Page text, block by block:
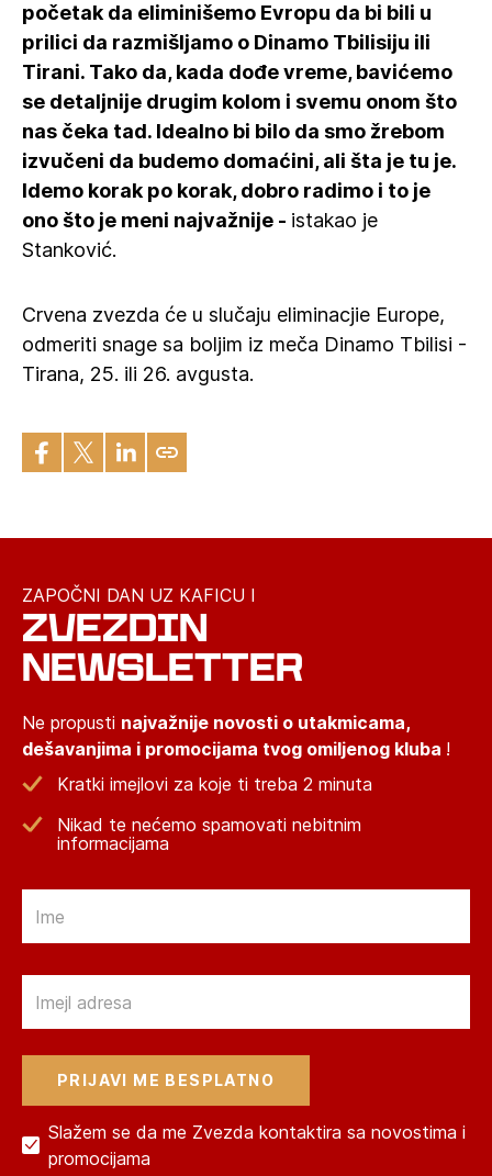
početak da eliminišemo Evropu da bi bili u
prilici da razmišljamo o Dinamo Tbilisiju ili
Tirani. Tako da, kada dođe vreme, bavićemo
se detaljnije drugim kolom i svemu onom što
nas čeka tad. Idealno bi bilo da smo žrebom
izvučeni da budemo domaćini, ali šta je tu je.
Idemo korak po korak, dobro radimo i to je
ono što je meni najvažnije - istakao je
Stanković.
Crvena zvezda će u slučaju eliminacjie Europe,
odmeriti snage sa boljim iz meča Dinamo Tbilisi -
Tirana, 25. ili 26. avgusta.
ZAPOČNI DAN UZ KAFICU I
ZVEZDIN
NEWSLETTER
Ne propusti najvažnije novosti o utakmicama,
dešavanjima i promocijama tvog omiljenog kluba !
Kratki imejlovi za koje ti treba 2 minuta
Nikad te nećemo spamovati nebitnim
informacijama
Slažem se da me Zvezda kontaktira sa novostima i
promocijama